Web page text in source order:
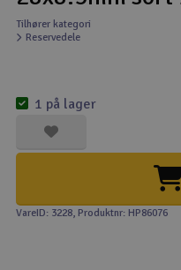
Helikopter
Modelbygg og
Modeljernbane
Motor & tilbehør
Tilhører kategori
Reservedele
1 på lager
VareID: 3228, Produktnr: HP86076